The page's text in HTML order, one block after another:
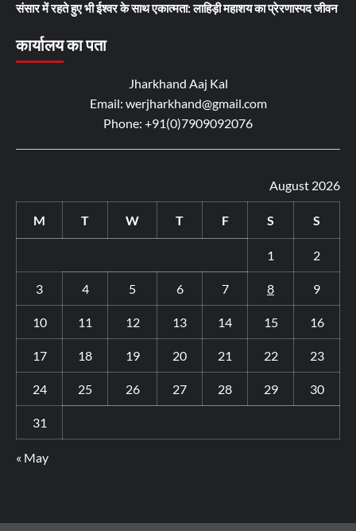
संसार में रहते हुए भी ईश्वर के साथ एकात्मता: लाहिड़ी महाशय का प्रेरणास्पद जीवन
कार्यालय का पता
Jharkhand Aaj Kal
Email: werjharkhand@gmail.com
Phone: +91(0)7909092076
August 2026
M T W T F S S
1 2
3 4 5 6 7 8 9
10 11 12 13 14 15 16
17 18 19 20 21 22 23
24 25 26 27 28 29 30
31
« May